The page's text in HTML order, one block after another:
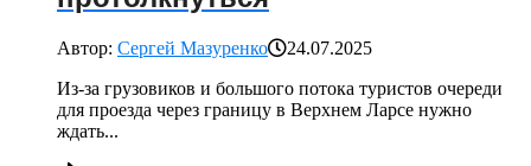
Автор: Сергей Мазуренко
24.07.2025
Из-за грузовиков и большого потока туристов очереди
для проезда через границу в Верхнем Ларсе нужно
ждать...